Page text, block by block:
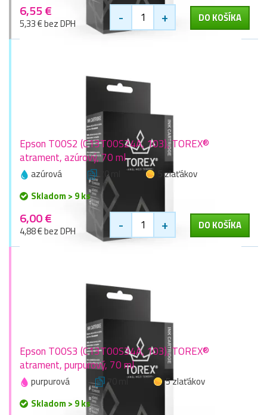
6,55 €
5,33 € bez DPH - + DO KOŠÍKA
Epson T00S2 (C13T00S24A, 103), TOREX®
atrament, azúrový, 70 ml
azúrová 70 ml
5 zlaťákov
Skladom > 9 ks
6,00 €
4,88 € bez DPH - + DO KOŠÍKA
Epson T00S3 (C13T00S34A, 103), TOREX®
atrament, purpurový, 70 ml
purpurová 70 ml
5 zlaťákov
Skladom > 9 ks